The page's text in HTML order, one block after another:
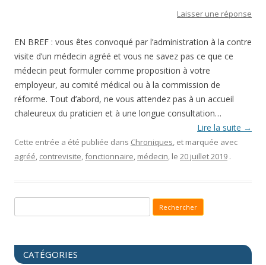
Laisser une réponse
EN BREF : vous êtes convoqué par l’administration à la contre
visite d’un médecin agréé et vous ne savez pas ce que ce
médecin peut formuler comme proposition à votre
employeur, au comité médical ou à la commission de
réforme. Tout d’abord, ne vous attendez pas à un accueil
chaleureux du praticien et à une longue consultation…
Lire la suite →
Cette entrée a été publiée dans Chroniques, et marquée avec
agréé, contrevisite,fonctionnaire, médecin, le 20 juillet 2019 .
CATÉGORIES